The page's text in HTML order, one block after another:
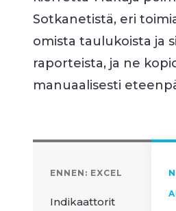
Sotkanetistä, eri
omista taulukoista ja
raporteista, ja ne
manuaalisesti
ENNEN: EXCEL
Indikaattorit